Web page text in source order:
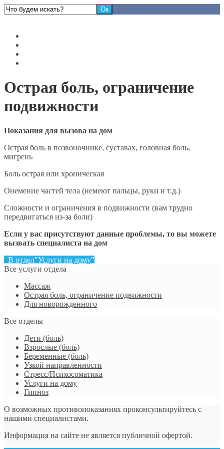
Острая боль, ограничение
подвижности
Показания для вызова на дом
Острая боль в позвоночнике, суставах, головная боль,
мигрень
Боль острая или хроническая
Онемение частей тела (немеют пальцы, руки и т.д.)
Сложности и ограничения в подвижности (вам трудно
передвигаться из-за боли)
Если у вас присутствуют данные проблемы, то вы можете
вызвать специалиста на дом
В отдел"Услуги на дому"
Все услуги отдела
Массаж
Острая боль, ограничение подвижности
Для новорожденного
Все отделы
Дети (боль)
Взрослые (боль)
Беременные (боль)
Узкой направленности
Стресс/Психосоматика
Услуги на дому
Гипноз
О возможных противопоказаниях проконсультируйтесь с
нашими специалистами.
Информация на сайте не является публичной офертой.